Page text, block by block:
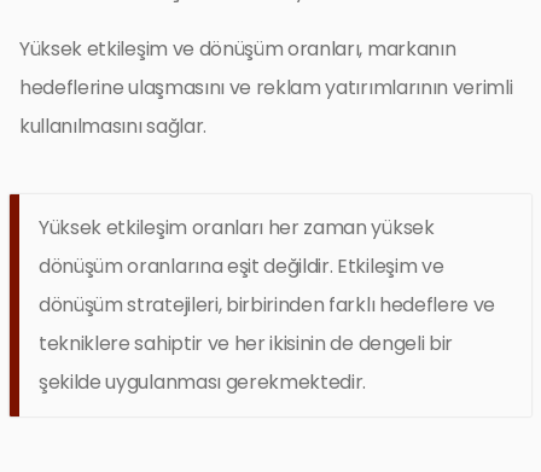
Yüksek etkileşim ve dönüşüm oranları, markanın
hedeflerine ulaşmasını ve reklam yatırımlarının verimli
kullanılmasını sağlar.
Yüksek etkileşim oranları her zaman yüksek
dönüşüm oranlarına eşit değildir. Etkileşim ve
dönüşüm stratejileri, birbirinden farklı hedeflere ve
tekniklere sahiptir ve her ikisinin de dengeli bir
şekilde uygulanması gerekmektedir.